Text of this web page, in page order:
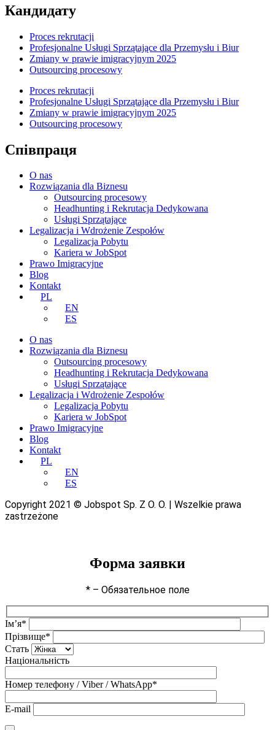
Кандидату
Proces rekrutacji
Profesjonalne Usługi Sprzątające dla Przemysłu i Biur
Zmiany w prawie imigracyjnym 2025
Outsourcing procesowy
Proces rekrutacji
Profesjonalne Usługi Sprzątające dla Przemysłu i Biur
Zmiany w prawie imigracyjnym 2025
Outsourcing procesowy
Співпраця
O nas
Rozwiązania dla Biznesu
Outsourcing procesowy
Headhunting i Rekrutacja Dedykowana
Usługi Sprzątające
Legalizacja i Wdrożenie Zespołów
Legalizacja Pobytu
Kariera w JobSpot
Prawo Imigracyjne
Blog
Kontakt
PL
EN
ES
O nas
Rozwiązania dla Biznesu
Outsourcing procesowy
Headhunting i Rekrutacja Dedykowana
Usługi Sprzątające
Legalizacja i Wdrożenie Zespołów
Legalizacja Pobytu
Kariera w JobSpot
Prawo Imigracyjne
Blog
Kontakt
PL
EN
ES
Copyright 2021 © Jobspot Sp. Z O. O. | Wszelkie prawa
zastrzeżone
Форма заявки
* – Обязательное поле
Ім’я*
Прізвище*
Стать
Національність
Номер телефону / Viber / WhatsApp*
E-mail